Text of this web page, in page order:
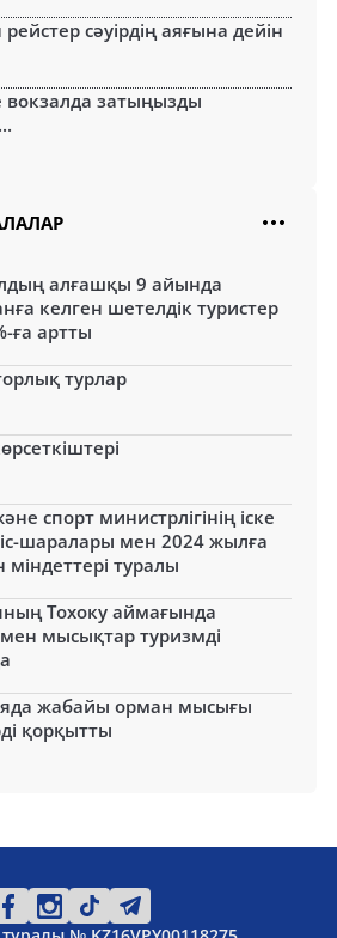
сәуірдің аяғына дейін
затыңызды
алғашқы 9 айында
келген шетелдік туристер
ға артты
турлар
спорт министрлігінің іске
шаралары мен 2024 жылға
міндеттері туралы
Тохоку аймағында
мысықтар туризмді
жабайы орман мысығы
қорқытты